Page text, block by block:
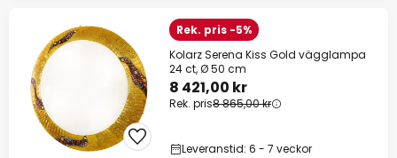
Rek. pris -5%
Kolarz Serena Kiss Gold vägglampa
24 ct, Ø 50 cm
8 421,00 kr
Rek. pris8 865,00 kr
Leveranstid: 6 - 7 veckor